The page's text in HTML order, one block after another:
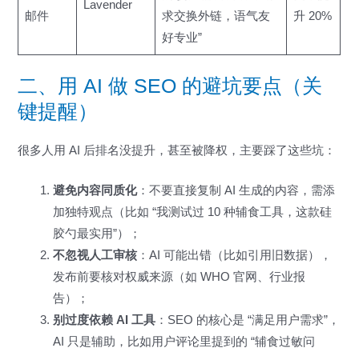
邮件
Lavender
求交换外链，语气友
好专业”
升 20%
二、用 AI 做 SEO 的避坑要点（关
键提醒）
很多人用 AI 后排名没提升，甚至被降权，主要踩了这些坑：
避免内容同质化：不要直接复制 AI 生成的内容，需添
加独特观点（比如 “我测试过 10 种辅食工具，这款硅
胶勺最实用”）；
不忽视人工审核 ：AI 可能出错（比如引用旧数据），
发布前要核对权威来源（如 WHO 官网、行业报
告）；
别过度依赖 AI 工具 ：SEO 的核心是 “满足用户需求”，
AI 只是辅助，比如用户评论里提到的 “辅食过敏问